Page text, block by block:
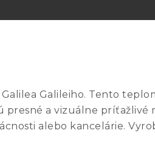
Galileiho. Tento
a vizuálne príťažlivé
alebo kancelárie.